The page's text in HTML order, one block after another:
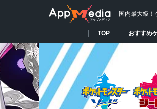
国内最大級！
TOP おすすめ